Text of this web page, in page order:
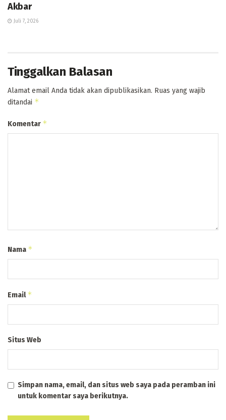
Akbar
Juli 7, 2026
Tinggalkan Balasan
Alamat email Anda tidak akan dipublikasikan. Ruas yang wajib
ditandai *
Komentar *
Nama *
Email*
Situs Web
Simpan nama, email, dan situs web saya pada peramban ini
untuk komentar saya berikutnya.